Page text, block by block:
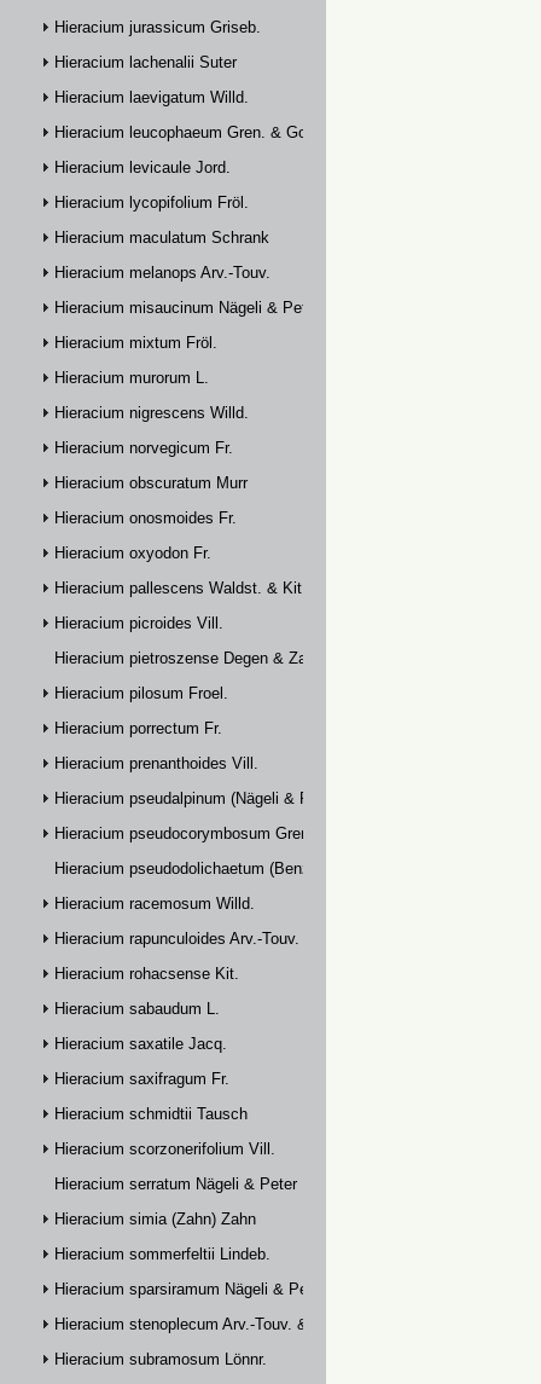
Hieracium jurassicum Griseb.
Hieracium lachenalii Suter
Hieracium laevigatum Willd.
Hieracium leucophaeum Gren. & Godr.
Hieracium levicaule Jord.
Hieracium lycopifolium Fröl.
Hieracium maculatum Schrank
Hieracium melanops Arv.-Touv.
Hieracium misaucinum Nägeli & Peter
Hieracium mixtum Fröl.
Hieracium murorum L.
Hieracium nigrescens Willd.
Hieracium norvegicum Fr.
Hieracium obscuratum Murr
Hieracium onosmoides Fr.
Hieracium oxyodon Fr.
Hieracium pallescens Waldst. & Kit.
Hieracium picroides Vill.
Hieracium pietroszense Degen & Zahn
Hieracium pilosum Froel.
Hieracium porrectum Fr.
Hieracium prenanthoides Vill.
Hieracium pseudalpinum (Nägeli & Peter) Prain
Hieracium pseudocorymbosum Gremli
Hieracium pseudodolichaetum (Benz & Zahn) Zahn
Hieracium racemosum Willd.
Hieracium rapunculoides Arv.-Touv.
Hieracium rohacsense Kit.
Hieracium sabaudum L.
Hieracium saxatile Jacq.
Hieracium saxifragum Fr.
Hieracium schmidtii Tausch
Hieracium scorzonerifolium Vill.
Hieracium serratum Nägeli & Peter
Hieracium simia (Zahn) Zahn
Hieracium sommerfeltii Lindeb.
Hieracium sparsiramum Nägeli & Peter
Hieracium stenoplecum Arv.-Touv. & Huter
Hieracium subramosum Lönnr.